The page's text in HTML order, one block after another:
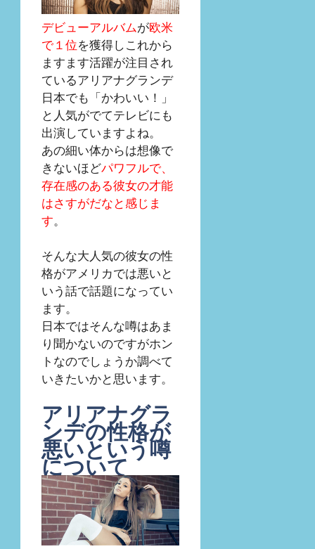
デビューアルバムが欧米
で１位を獲得しこれから
ますます活躍が注目され
ているアリアナグランデ
日本でも「かわいい！」
と人気がでてテレビにも
出演していますよね。
あの細い体からは想像で
きないほどパワフルで、
存在感のある彼女の才能
はさすがだなと感じま
す。
そんな大人気の彼女の性
格がアメリカでは悪いと
いう話で話題になってい
ます。
日本ではそんな噂はあま
り聞かないのですがホン
トなのでしょうか調べて
いきたいかと思います。
アリアナグラ
ンデの性格が
悪いという噂
について